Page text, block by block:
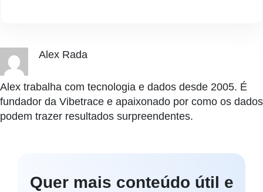
Alex Rada
Alex trabalha com tecnologia e dados desde 2005. É
fundador da Vibetrace e apaixonado por como os dados
podem trazer resultados surpreendentes.
Quer mais conteúdo útil e